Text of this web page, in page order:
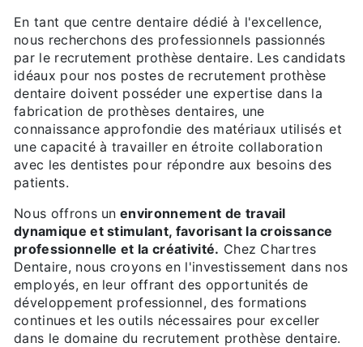
En tant que centre dentaire dédié à l'excellence,
nous recherchons des professionnels passionnés
par le recrutement prothèse dentaire. Les candidats
idéaux pour nos postes de recrutement prothèse
dentaire doivent posséder une expertise dans la
fabrication de prothèses dentaires, une
connaissance approfondie des matériaux utilisés et
une capacité à travailler en étroite collaboration
avec les dentistes pour répondre aux besoins des
patients.
Nous offrons un environnement de travail
dynamique et stimulant, favorisant la croissance
professionnelle et la créativité. Chez Chartres
Dentaire, nous croyons en l'investissement dans nos
employés, en leur offrant des opportunités de
développement professionnel, des formations
continues et les outils nécessaires pour exceller
dans le domaine du recrutement prothèse dentaire.